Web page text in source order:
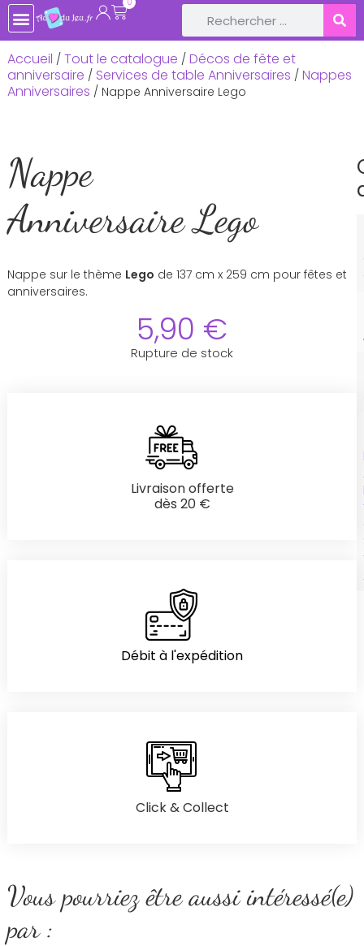
Accueil / Tout le catalogue / Décos de fête et
anniversaire / Services de table Anniversaires / Nappes
Anniversaires / Nappe Anniversaire Lego
Nappe
Anniversaire Lego
Nappe sur le thème Lego de 137 cm x 259 cm pour fêtes et
anniversaires.
5,90 €
Rupture de stock
Livraison offerte
dès 20 €
Débit à l'expédition
Click & Collect
Vous pourriez être aussi intéressé(e)
par :